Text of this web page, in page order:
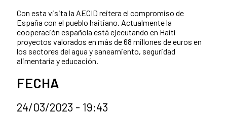
Con esta visita la AECID reitera el compromiso de
España con el pueblo haitiano. Actualmente la
cooperación española está ejecutando en Haití
proyectos valorados en más de 68 millones de euros en
los sectores del agua y saneamiento, seguridad
alimentaria y educación.
FECHA
24/03/2023 - 19:43